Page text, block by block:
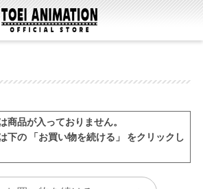
商品が入っておりません。
下の 「お買い物を続ける」 をクリックし